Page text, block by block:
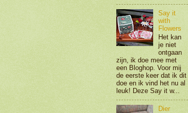
Say it
with
Flowers
Het kan
je niet
ontgaan
zijn, ik doe mee met
een Bloghop. Voor mij
de eerste keer dat ik dit
doe en ik vind het nu al
leuk! Deze Say it w...
Dier